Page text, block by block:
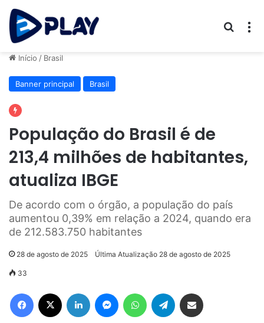
Início / Brasil
Banner principal Brasil
População do Brasil é de
213,4 milhões de habitantes,
atualiza IBGE
De acordo com o órgão, a população do país
aumentou 0,39% em relação a 2024, quando era
de 212.583.750 habitantes
28 de agosto de 2025 Última Atualização 28 de agosto de 2025
33
Facebook Linkedin MessengerWhatsAppTelegram